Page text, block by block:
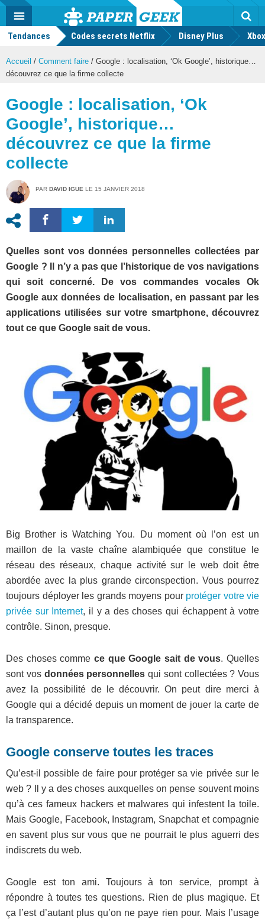
Actu
geek
MENU
Tendances Codes secrets Netflix Disney Plus
Accueil / Comment faire / Google : localisation, ‘Ok Google’, historique…
découvrez ce que la firme collecte
Google : localisation, ‘Ok
Google’, historique…
découvrez ce que la firme
collecte
PAR DAVID IGUE LE 15 JANVIER 2018
Quelles sont vos données personnelles collectées par
Google ? Il n’y a pas que l’historique de vos navigations
qui soit concerné. De vos commandes vocales Ok
Google aux données de localisation, en passant par les
applications utilisées sur votre smartphone, découvrez
tout ce que Google sait de vous.
Big Brother is Watching You. Du moment où l’on est un
maillon de la vaste chaîne alambiquée que constitue le
réseau des réseaux, chaque activité sur le web doit être
abordée avec la plus grande circonspection. Vous pourrez
toujours déployer les grands moyens pour protéger votre vie
privée sur Internet, il y a des choses qui échappent à votre
contrôle. Sinon, presque.
Des choses comme ce que Google sait de vous. Quelles
sont vos données personnelles qui sont collectées ? Vous
avez la possibilité de le découvrir. On peut dire merci à
Google qui a décidé depuis un moment de jouer la carte de
la transparence.
Google conserve toutes les traces
Qu’est-il possible de faire pour protéger sa vie privée sur le
web ? Il y a des choses auxquelles on pense souvent moins
qu’à ces fameux hackers et malwares qui infestent la toile.
Mais Google, Facebook, Instagram, Snapchat et compagnie
en savent plus sur vous que ne pourrait le plus aguerri des
indiscrets du web.
Google est ton ami. Toujours à ton service, prompt à
répondre à toutes tes questions. Rien de plus magique. Et
ça l’est d’autant plus qu’on ne paye rien pour. Mais l’usage
Mode
FacebookTwitter Youtube